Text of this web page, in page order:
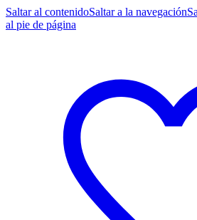
Saltar al contenidoSaltar a la navegación
al pie de página